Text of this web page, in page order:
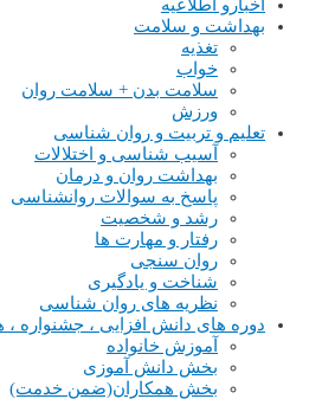
اخبارو اطلاعیه
بهداشت و سلامت
تغذیه
خواب
سلامت بدن + سلامت روان
ورزش
تعلیم و تربیت و روان شناسی
آسیب شناسی و اختلالات
بهداشت روان و درمان
پاسخ به سوالات روانشناسی
رشد و شخصیت
رفتار و مهارت ها
روان سنجی
شناخت و یادگیری
نظریه های روان شناسی
دوره های دانش افزایی ، جشنواره
آموزش خانواده
بخش دانش آموزی
بخش همکاران(ضمن خدمت)